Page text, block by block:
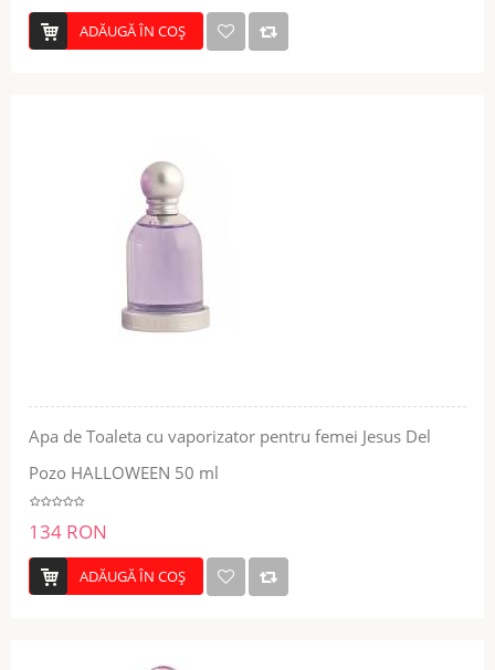
ADĂUGĂ ÎN COŞ
Apa de Toaleta cu vaporizator pentru femei Jesus Del
Pozo HALLOWEEN 50 ml
134 RON
ADĂUGĂ ÎN COŞ